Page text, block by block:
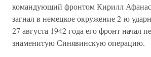
командующий фронтом Кирилл
загнал в немецкое окружение 2-ю
27 августа 1942 года его фронт начал
знаменитую Синявинскую операцию.